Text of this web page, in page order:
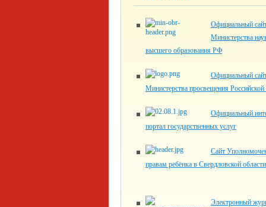
Официальный
Министерства
высшего образования РФ
Официальный
Министерства просвещения
Официальный
портал государственных услуг
Сайт
правам ребёнка в Свердловской области
Электронный